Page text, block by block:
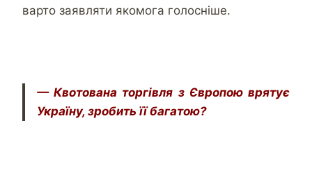
варто заявляти якомога голосніше.
— Квотована торгівля з Європою врятує
Україну, зробить її багатою?